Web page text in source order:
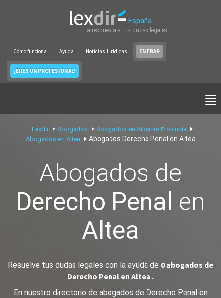
España
La respuesta a tus dudas legales
Cómo funciona Ayuda Noticias Jurídicas ENTRAR
¿ERES UN PROFESIONAL?
Lexdir Abogados
Abogados en Alicante Provincia
Abogados en Altea
Abogados Derecho Penal en Altea
Abogados de
Derecho Penal en
Altea
Resuelve tus dudas legales con la ayuda de 0 abogados de
Derecho Penal en Altea .
En nuestro directorio de abogados de Derecho Penal en